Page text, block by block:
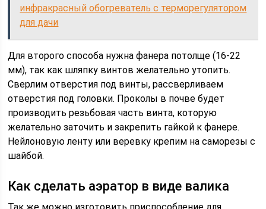
инфракрасный обогреватель с терморегулятором
для дачи
Для второго способа нужна фанера потолще (16-22
мм), так как шляпку винтов желательно утопить.
Сверлим отверстия под винты, рассверливаем
отверстия под головки. Проколы в почве будет
производить резьбовая часть винта, которую
желательно заточить и закрепить гайкой к фанере.
Нейлоновую ленту или веревку крепим на саморезы с
шайбой.
Как сделать аэратор в виде валика